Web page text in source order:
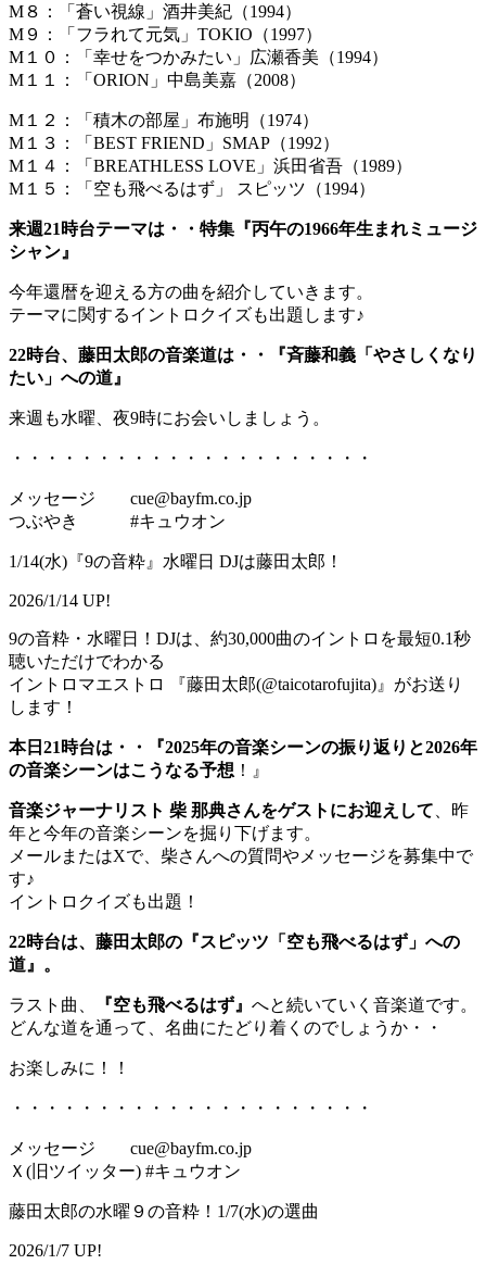
M８：「蒼い視線」酒井美紀（1994）
M９：「フラれて元気」TOKIO（1997）
M１０：「幸せをつかみたい」広瀬香美（1994）
M１１：「ORION」中島美嘉（2008）
M１２：「積木の部屋」布施明（1974）
M１３：「BEST FRIEND」SMAP（1992）
M１４：「BREATHLESS LOVE」浜田省吾（1989）
M１５：「空も飛べるはず」 スピッツ（1994）
来週21時台テーマは・・特集『丙午の1966年生まれミュージ
シャン』
今年還暦を迎える方の曲を紹介していきます。
テーマに関するイントロクイズも出題します♪
22時台、藤田太郎の音楽道は・・『斉藤和義「やさしくなり
たい」への道』
来週も水曜、夜9時にお会いしましょう。
・・・・・・・・・・・・・・・・・・・・・
メッセージ cue@bayfm.co.jp
つぶやき #キュウオン
1/14(水)『9の音粋』水曜日 DJは藤田太郎！
2026/1/14 UP!
9の音粋・水曜日！DJは、約30,000曲のイントロを最短0.1秒
聴いただけでわかる
イントロマエストロ 『藤田太郎(@taicotarofujita)』がお送り
します！
本日21時台は・・『2025年の音楽シーンの振り返りと2026年
の音楽シーンはこうなる予想 ！』
音楽ジャーナリスト 柴 那典さんをゲストにお迎えして 、昨
年と今年の音楽シーンを掘り下げます。
メールまたはXで、柴さんへの質問やメッセージを募集中で
す♪
イントロクイズも出題！
22時台は、藤田太郎の『スピッツ「空も飛べるはず」への
道』。
ラスト曲、 『空も飛べるはず』 へと続いていく音楽道です。
どんな道を通って、名曲にたどり着くのでしょうか・・
お楽しみに！！
・・・・・・・・・・・・・・・・・・・・・
メッセージ cue@bayfm.co.jp
Ｘ(旧ツイッター) #キュウオン
藤田太郎の水曜９の音粋！1/7(水)の選曲
2026/1/7 UP!